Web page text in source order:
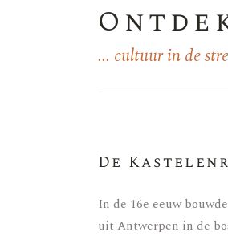
... cultuur in de
De
In de 16e eeuw
uit Antwerpen in de